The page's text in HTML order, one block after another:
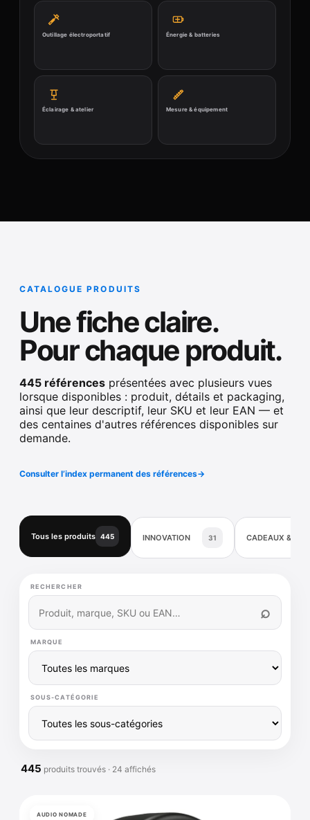
Outillage électroportatif Énergie & batteries
Éclairage & atelier Mesure & équipement
CATALOGUE PRODUITS
Une fiche claire.
Pour chaque produit.
445 références présentées avec plusieurs vues
lorsque disponibles : produit, détails et packaging,
ainsi que leur descriptif, leur SKU et leur EAN — et
des centaines d'autres références disponibles sur
demande.
Consulter l’index permanent des références→
Tous les produits 445 INNOVATION 31 CADEAUX &
RECHERCHER
⌕
MARQUE
SOUS-CATÉGORIE
445 produits trouvés · 24 affichés
AUDIO NOMADE